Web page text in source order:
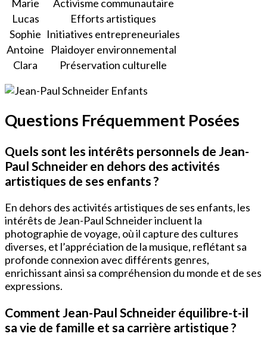
Marie
Activisme communautaire
Lucas
Efforts artistiques
Sophie Initiatives entrepreneuriales
Antoine
Plaidoyer environnemental
Clara
Préservation culturelle
Questions Fréquemment Posées
Quels sont les intérêts personnels de Jean-
Paul Schneider en dehors des activités
artistiques de ses enfants ?
En dehors des activités artistiques de ses enfants, les
intérêts de Jean-Paul Schneider incluent la
photographie de voyage, où il capture des cultures
diverses, et l’appréciation de la musique, reflétant sa
profonde connexion avec différents genres,
enrichissant ainsi sa compréhension du monde et de ses
expressions.
Comment Jean-Paul Schneider équilibre-t-il
sa vie de famille et sa carrière artistique ?